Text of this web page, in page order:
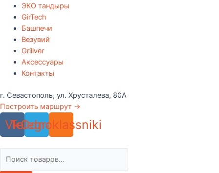
ЭКО тандыры
GirTech
Башпечи
Везувий
Grillver
Аксессуары
Контакты
г. Севастополь, ул. Хрусталева, 80А
Построить маршрут →
Vk
Telegram
Odnoklassniki
товаров